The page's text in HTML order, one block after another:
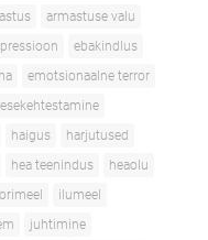
armastuse valu
ebakindlus
emotsionaalne terror
haigus
harjutused
hea teenindus
heaolu
ilumeel
juhtimine